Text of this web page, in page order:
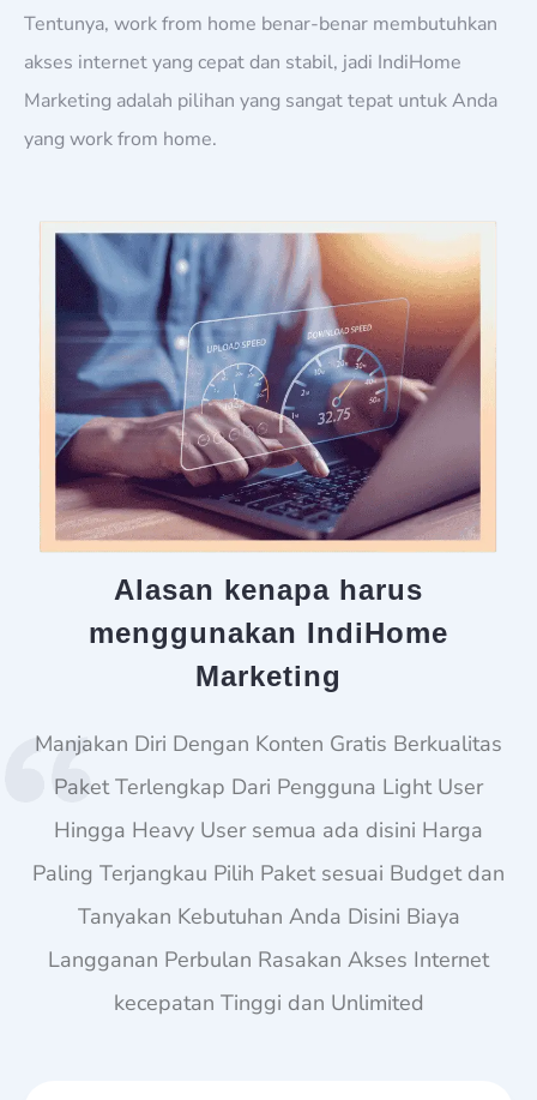
Tentunya, work from home benar-benar membutuhkan
akses internet yang cepat dan stabil, jadi IndiHome
Marketing adalah pilihan yang sangat tepat untuk Anda
yang work from home.
Alasan kenapa harus
menggunakan IndiHome
Marketing
Manjakan Diri Dengan Konten Gratis Berkualitas
Paket Terlengkap Dari Pengguna Light User
Hingga Heavy User semua ada disini Harga
Paling Terjangkau Pilih Paket sesuai Budget dan
Tanyakan Kebutuhan Anda Disini Biaya
Langganan Perbulan Rasakan Akses Internet
kecepatan Tinggi dan Unlimited